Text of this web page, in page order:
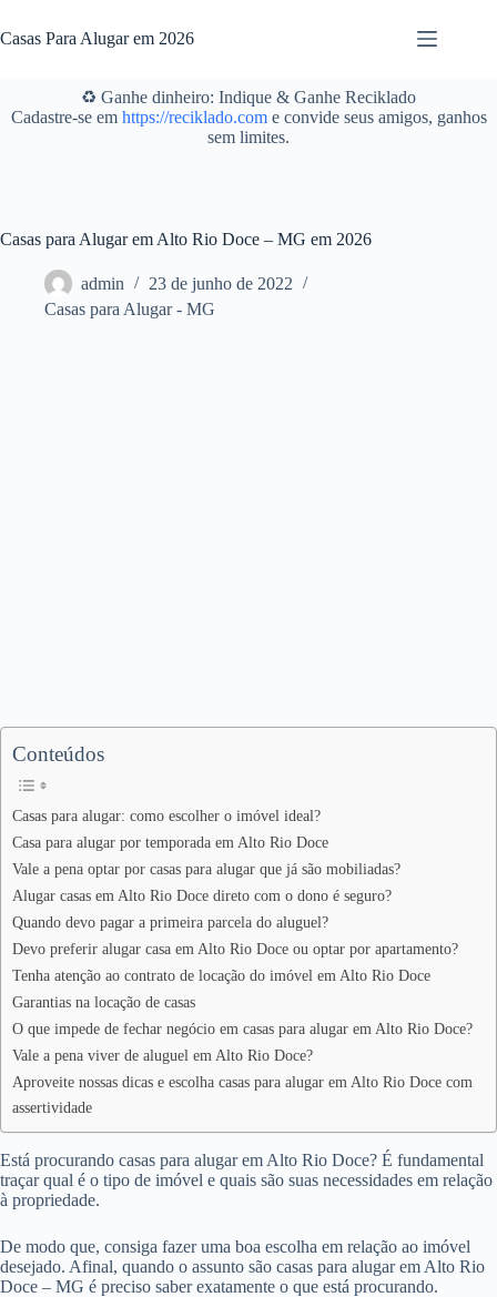
para
o
Casas Para Alugar em 2026
♻️ Ganhe dinheiro: Indique & Ganhe Reciklado
Cadastre-se em https://reciklado.come convide seus amigos, ganhos
sem limites.
Casas para Alugar em Alto Rio Doce – MG em 2026
admin
23 de junho de 2022
Casas para Alugar - MG
Conteúdos
Casas para alugar: como escolher o imóvel ideal?
Casa para alugar por temporada em Alto Rio Doce
Vale a pena optar por casas para alugar que já são mobiliadas?
Alugar casas em Alto Rio Doce direto com o dono é seguro?
Quando devo pagar a primeira parcela do aluguel?
Devo preferir alugar casa em Alto Rio Doce ou optar por apartamento?
Tenha atenção ao contrato de locação do imóvel em Alto Rio Doce
Garantias na locação de casas
O que impede de fechar negócio em casas para alugar em Alto Rio Doce?
Vale a pena viver de aluguel em Alto Rio Doce?
Aproveite nossas dicas e escolha casas para alugar em Alto Rio Doce com
assertividade
Está procurando casas para alugar em Alto Rio Doce? É fundamental
traçar qual é o tipo de imóvel e quais são suas necessidades em relação
à propriedade.
De modo que, consiga fazer uma boa escolha em relação ao imóvel
desejado. Afinal, quando o assunto são casas para alugar em Alto Rio
Doce – MG é preciso saber exatamente o que está procurando.